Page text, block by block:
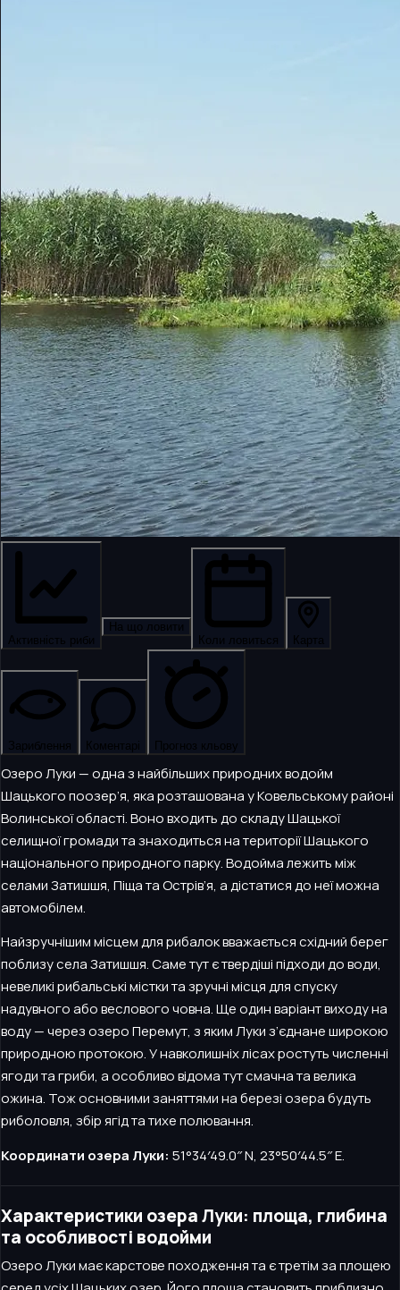
Активність риби
На що ловити
Коли ловиться
Карта
Зариблення Коментарі Прогноз кльову
Озеро Луки — одна з найбільших природних водойм
Шацького поозер’я, яка розташована у Ковельському районі
Волинської області. Воно входить до складу Шацької
селищної громади та знаходиться на території Шацького
національного природного парку. Водойма лежить між
селами Затишшя, Піща та Острів’я, а дістатися до неї можна
автомобілем.
Найзручнішим місцем для рибалок вважається східний берег
поблизу села Затишшя. Саме тут є твердіші підходи до води,
невеликі рибальські містки та зручні місця для спуску
надувного або веслового човна. Ще один варіант виходу на
воду — через озеро Перемут, з яким Луки з’єднане широкою
природною протокою. У навколишніх лісах ростуть численні
ягоди та гриби, а особливо відома тут смачна та велика
ожина. Тож основними заняттями на березі озера будуть
риболовля, збір ягід та тихе полювання.
Координати озера Луки: 51°34′49.0″ N, 23°50′44.5″ E.
Характеристики озера Луки: площа, глибина
та особливості водойми
Озеро Луки має карстове походження та є третім за площею